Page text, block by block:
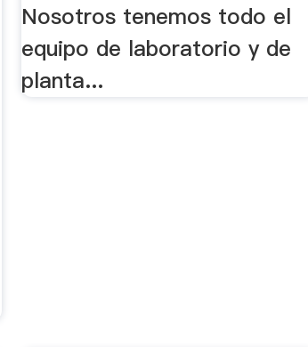
Nosotros tenemos todo el
equipo de laboratorio y de
planta...